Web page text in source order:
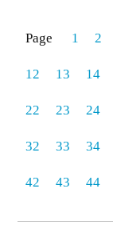
Page 1 2
12 13 14
22 23 24
32 33 34
42 43 44